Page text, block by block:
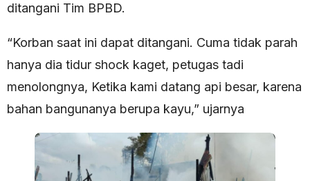
ditangani Tim BPBD.
“Korban saat ini dapat ditangani. Cuma tidak parah
hanya dia tidur shock kaget, petugas tadi
menolongnya, Ketika kami datang api besar, karena
bahan bangunanya berupa kayu,” ujarnya